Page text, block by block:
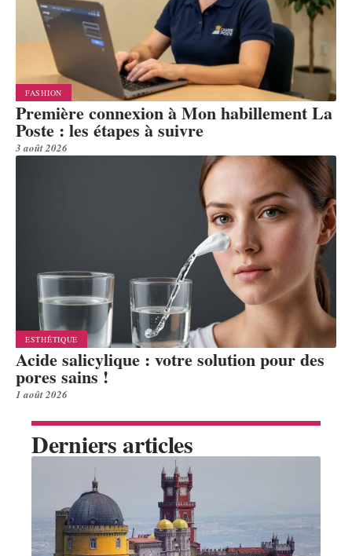
FASHION
Première connexion à Mon habillement La
Poste : les étapes à suivre
3 août 2026
ESTHÉTIQUE
Acide salicylique : votre solution pour des
pores sains !
1 août 2026
Derniers articles